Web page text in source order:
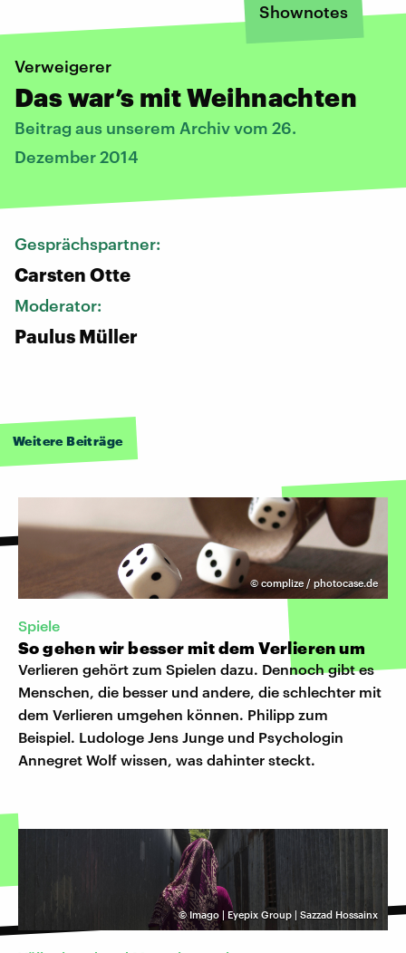
Shownotes
Verweigerer
Das war’s mit Weihnachten
Beitrag aus unserem Archiv vom 26.
Dezember 2014
Gesprächspartner:
Carsten Otte
Moderator:
Paulus Müller
Weitere Beiträge
©complize / photocase.de
Spiele
So gehen wir besser mit dem Verlieren um
Verlieren gehört zum Spielen dazu. Dennoch gibt es
Menschen, die besser und andere, die schlechter mit
dem Verlieren umgehen können. Philipp zum
Beispiel. Ludologe Jens Junge und Psychologin
Annegret Wolf wissen, was dahinter steckt.
©Imago | Eyepix Group | Sazzad Hossainx